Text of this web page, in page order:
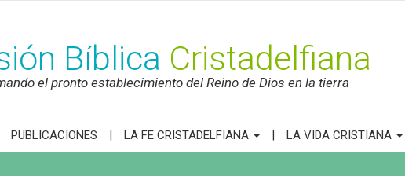
Bíblica Cristadelfiana
el pronto establecimiento del Reino de Dios en la tierra
PUBLICACIONES LA FE CRISTADELFIANA LA VIDA CRISTIANA